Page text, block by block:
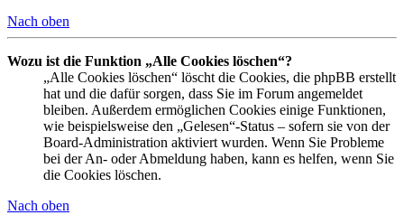
Nach oben
Wozu ist die Funktion „Alle Cookies löschen“?
„Alle Cookies löschen“ löscht die Cookies, die phpBB erstellt
hat und die dafür sorgen, dass Sie im Forum angemeldet
bleiben. Außerdem ermöglichen Cookies einige Funktionen,
wie beispielsweise den „Gelesen“-Status – sofern sie von der
Board-Administration aktiviert wurden. Wenn Sie Probleme
bei der An- oder Abmeldung haben, kann es helfen, wenn Sie
die Cookies löschen.
Nach oben